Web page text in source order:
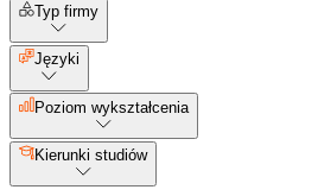
Typ firmy
Języki
Poziom wykształcenia
Kierunki studiów